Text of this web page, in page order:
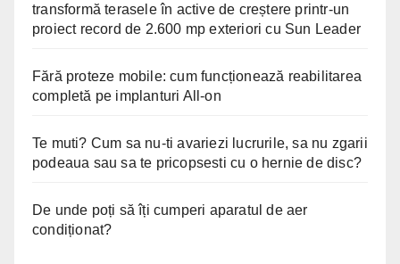
transformă terasele în active de creștere printr-un
proiect record de 2.600 mp exteriori cu Sun Leader
Fără proteze mobile: cum funcționează reabilitarea
completă pe implanturi All-on
Te muti? Cum sa nu-ti avariezi lucrurile, sa nu zgarii
podeaua sau sa te pricopsesti cu o hernie de disc?
De unde poți să îți cumperi aparatul de aer
condiționat?